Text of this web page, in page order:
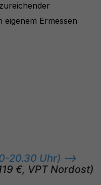
eigenem Ermessen
20.30 Uhr) -->
€, VPT Nordost)